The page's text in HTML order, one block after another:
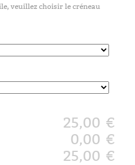
veuillez choisir le créneau
25,00 €
0,00 €
25,00 €